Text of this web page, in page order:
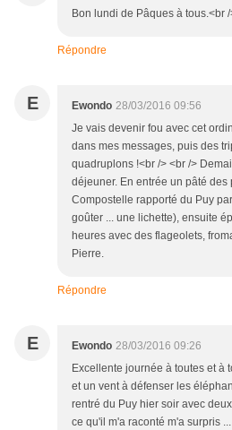
Bon lundi de Pâques à tous.<br
Répondre
E Ewondo 28/03/2016 09:56
Je vais devenir fou avec cet
dans mes messages, puis des
quadruplons !<br /> <br />
déjeuner. En entrée un pâté
Compostelle rapporté du Puy
goûter ... une lichette), ensuite
heures avec des flageolets,
Pierre.
Répondre
E Ewondo 28/03/2016 09:26
Excellente journée à toutes et à
et un vent à défenser les
rentré du Puy hier soir avec
ce qu'il m'a raconté m'a surpris